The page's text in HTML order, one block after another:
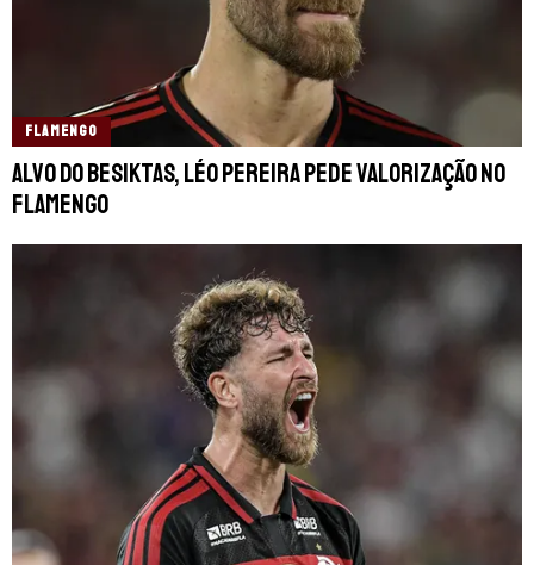
FLAMENGO
Alvo do Besiktas, Léo Pereira pede valorização no
Flamengo